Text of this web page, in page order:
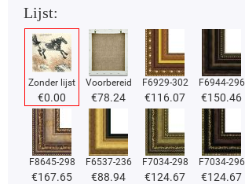
Lijst:
Zonder lijst
€0.00
Voorbereid
€78.24
F6929-302
€116.07
F6944-296
€150.46
F8645-298
€167.65
F6537-236
€88.94
F7034-298
€124.67
F7034-296
€124.67